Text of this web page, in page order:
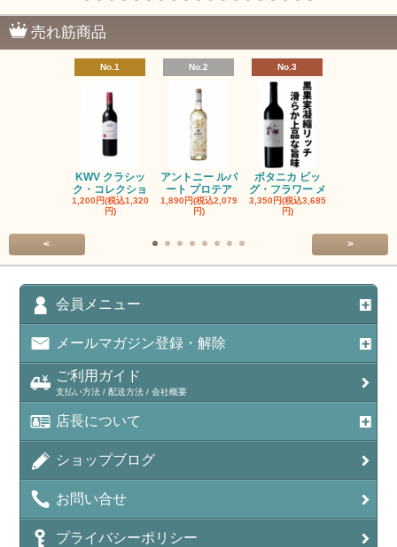
売れ筋商品
No.1
KWV クラシッ
ク・コレクショ
1,200円(税込1,320
円)
No.2
アントニー ルパ
ート プロテア
1,890円(税込2,079
円)
No.3
ボタニカ ビッ
グ・フラワー メ
3,350円(税込3,685
円)
< >
会員メニュー
メールマガジン登録・解除
ご利用ガイド
支払い方法 / 配送方法 / 会社概要
店長について
ショップブログ
お問い合せ
プライバシーポリシー